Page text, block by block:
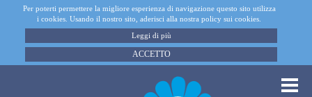
Per poterti permettere la migliore esperienza di navigazione questo sito utilizza
i cookies. Usando il nostro sito, aderisci alla nostra policy sui cookies.
Leggi di più
ACCETTO